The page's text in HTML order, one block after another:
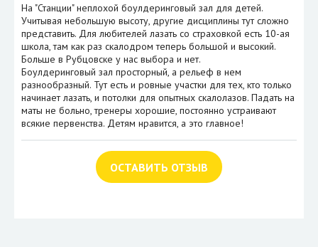
На "Станции" неплохой боулдеринговый зал для детей.
Учитывая небольшую высоту, другие дисциплины тут сложно
представить. Для любителей лазать со страховкой есть 10-ая
школа, там как раз скалодром теперь большой и высокий.
Больше в Рубцовске у нас выбора и нет.
Боулдеринговый зал просторный, а рельеф в нем
разнообразный. Тут есть и ровные участки для тех, кто только
начинает лазать, и потолки для опытных скалолазов. Падать на
маты не больно, тренеры хорошие, постоянно устраивают
всякие первенства. Детям нравится, а это главное!
ОСТАВИТЬ ОТЗЫВ